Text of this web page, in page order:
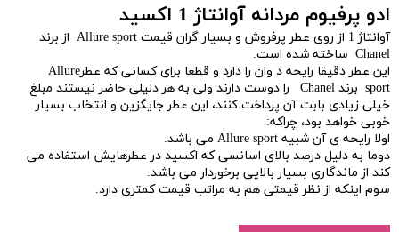
ادو پرفیوم مردانه آوانتاژ 1 اکسید
آوانتاژ 1 از روی عطر پرفروش و بسیار گران قیمت Allure sport از برند
Chanel ساخته شده است.
این عطر دقیقا رایحه د وان را دارد و قطعا برای کسانی که عطرAllure
sport برند Chanel را دوست دارند ولی به هر دلیلی حاضر نیستند مبلغ
خیلی زیادی بابت آن پرداخت کنند، این عطر جایگزین و انتخاب بسیار
خوبی خواهد بود، چراکه:
اولا رایحه ی آن شبیه Allure sport می باشد.
دوما به دلیل درصد بالای اسانسی که اکسید در عطرهایش استفاده می
کند از ماندگاری بسیار بالایی برخوردار می باشد.
سوم اینکه از نظر قیمتی هم به مراتب قیمت کمتری دارد.